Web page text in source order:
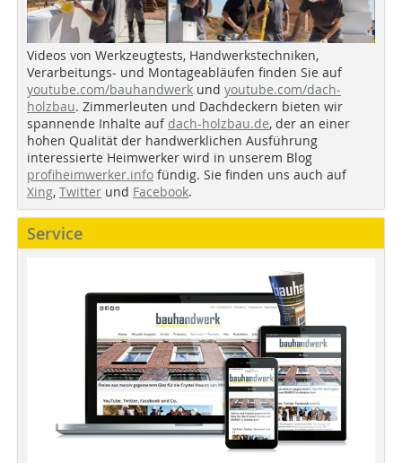
Videos von Werkzeugtests, Handwerkstechniken,
Verarbeitungs- und Montageabläufen finden Sie auf
youtube.com/bauhandwerk und youtube.com/dach-
holzbau. Zimmerleuten und Dachdeckern bieten wir
spannende Inhalte auf dach-holzbau.de, der an einer
hohen Qualität der handwerklichen Ausführung
interessierte Heimwerker wird in unserem Blog
profiheimwerker.info fündig. Sie finden uns auch auf
Xing, Twitter und Facebook.
Service